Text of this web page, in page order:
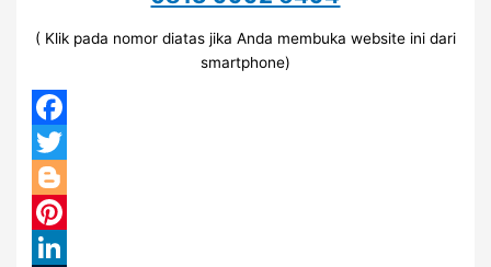
( Klik pada nomor diatas jika Anda membuka website ini dari
smartphone)
Facebook
Twitter
Blogger
Pinterest